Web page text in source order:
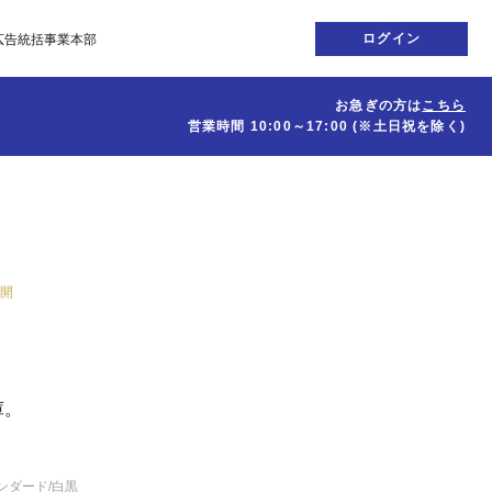
告統括事業本部 ログイン
お急ぎの方はこちら
営業時間 10:00～17:00(※土日祝を除く)
ダード/白黒